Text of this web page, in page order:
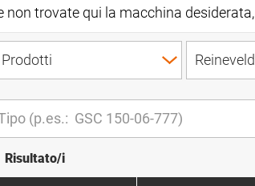
non trovate qui la macchina desiderata,
Risultato/i